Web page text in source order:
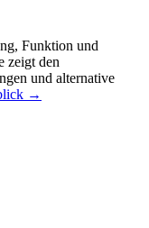
Funktion und
zeigt den
und alternative
→